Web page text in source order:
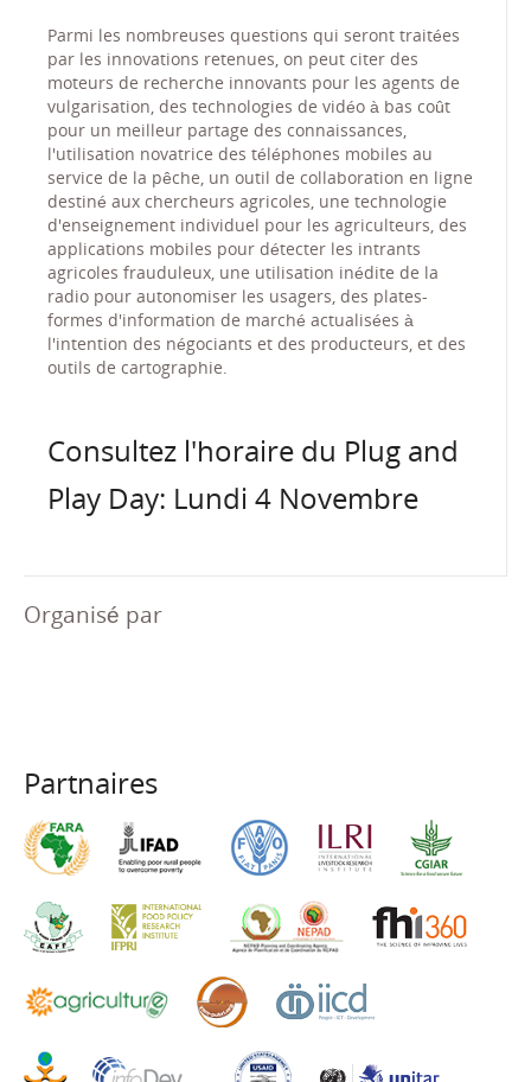
Parmi les nombreuses questions qui seront traitées
par les innovations retenues, on peut citer des
moteurs de recherche innovants pour les agents de
vulgarisation, des technologies de vidéo à bas coût
pour un meilleur partage des connaissances,
l'utilisation novatrice des téléphones mobiles au
service de la pêche, un outil de collaboration en ligne
destiné aux chercheurs agricoles, une technologie
d'enseignement individuel pour les agriculteurs, des
applications mobiles pour détecter les intrants
agricoles frauduleux, une utilisation inédite de la
radio pour autonomiser les usagers, des plates-
formes d'information de marché actualisées à
l'intention des négociants et des producteurs, et des
outils de cartographie.
Consultez l'horaire du Plug and
Play Day: Lundi 4 Novembre
Organisé par
Partnaires